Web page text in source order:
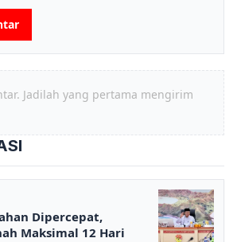
Jadilah yang pertama mengirim
Dipercepat,
Maksimal 12 Hari